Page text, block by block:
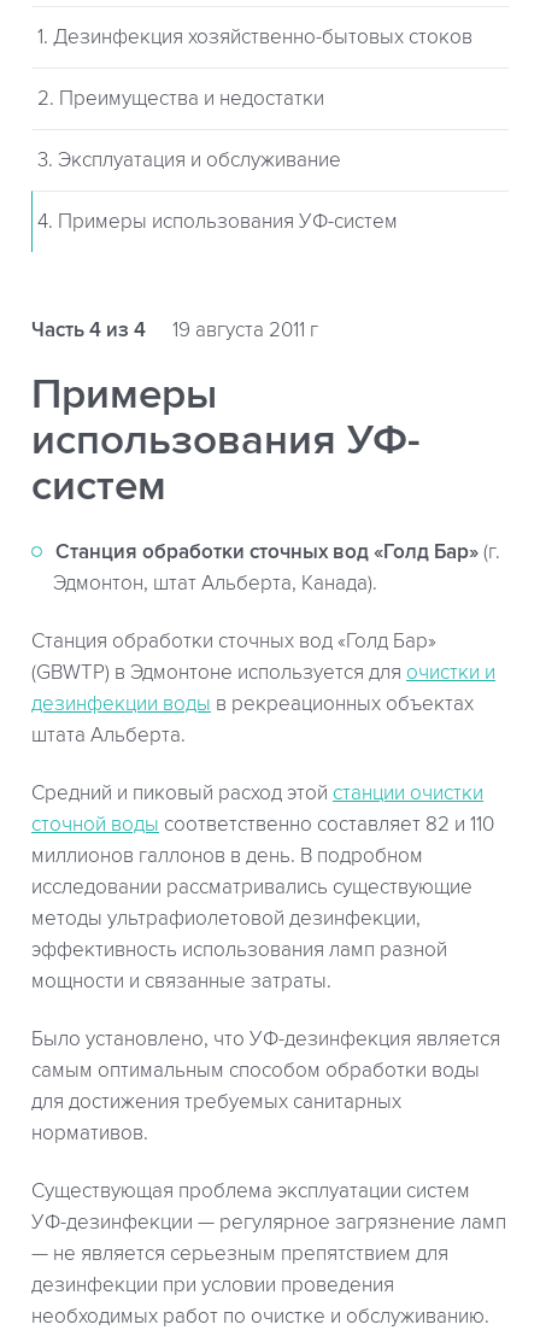
1. Дезинфекция хозяйственно-бытовых стоков
2. Преимущества и недостатки
3. Эксплуатация и обслуживание
4. Примеры использования УФ-систем
Часть 4 из 4 19 августа 2011 г
Примеры
использования УФ-
систем
Станция обработки сточных вод «Голд Бар» (г.
Эдмонтон, штат Альберта, Канада).
Станция обработки сточных вод «Голд Бар»
(GBWTP) в Эдмонтоне используется для очистки и
дезинфекции воды в рекреационных объектах
штата Альберта.
Средний и пиковый расход этой станции очистки
сточной воды соответственно составляет 82 и 110
миллионов галлонов в день. В подробном
исследовании рассматривались существующие
методы ультрафиолетовой дезинфекции,
эффективность использования ламп разной
мощности и связанные затраты.
Было установлено, что УФ-дезинфекция является
самым оптимальным способом обработки воды
для достижения требуемых санитарных
нормативов.
Существующая проблема эксплуатации систем
УФ-дезинфекции — регулярное загрязнение ламп
— не является серьезным препятствием для
дезинфекции при условии проведения
необходимых работ по очистке и обслуживанию.